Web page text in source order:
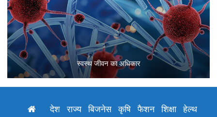
स्वस्थ जीवन का अधिकार
देश राज्य बिजनेस कृषि फैशन शिक्षा हेल्थ